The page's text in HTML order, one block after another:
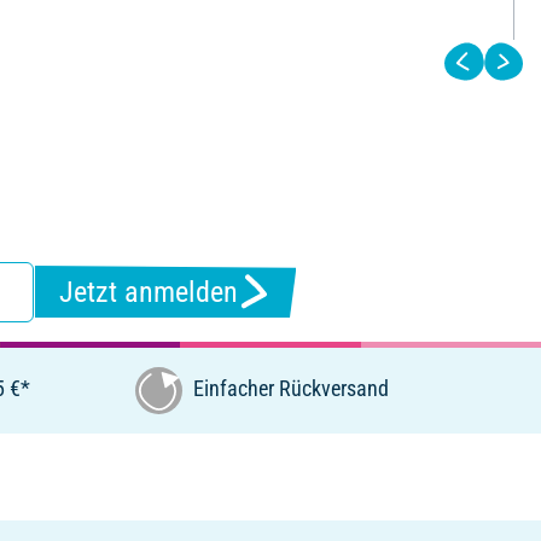
Jetzt anmelden
€* Einfacher Rückversand